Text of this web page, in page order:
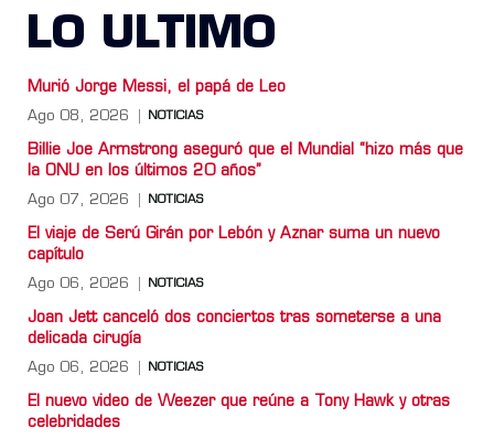
LO ULTIMO
Murió Jorge Messi, el papá de Leo
Ago 08, 2026 NOTICIAS
Billie Joe Armstrong aseguró que el Mundial “hizo más que
la ONU en los últimos 20 años”
Ago 07, 2026 NOTICIAS
El viaje de Serú Girán por Lebón y Aznar suma un nuevo
capítulo
Ago 06, 2026 NOTICIAS
Joan Jett canceló dos conciertos tras someterse a una
delicada cirugía
Ago 06, 2026 NOTICIAS
El nuevo video de Weezer que reúne a Tony Hawk y otras
celebridades